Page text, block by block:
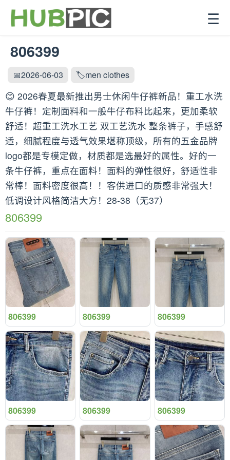
☰
806399
📅2026-06-03 🏷️men clothes
😊 2026春夏最新推出男士休闲牛仔裤新品！重工水洗
牛仔裤！定制面料和一般牛仔布料比起来，更加柔软
舒适！超重工洗水工艺 双工艺洗水 整条裤子，手感舒
适，细腻程度与透气效果堪称顶级，所有的五金品牌
logo都是专模定做，材质都是选最好的属性。好的一
条牛仔裤，重点在面料！面料的弹性很好，舒适性非
常棒！面料密度很高！！客供进口的质感非常强大！
低调设计风格简洁大方！28-38（无37）
806399
806399 806399 806399
806399 806399 806399